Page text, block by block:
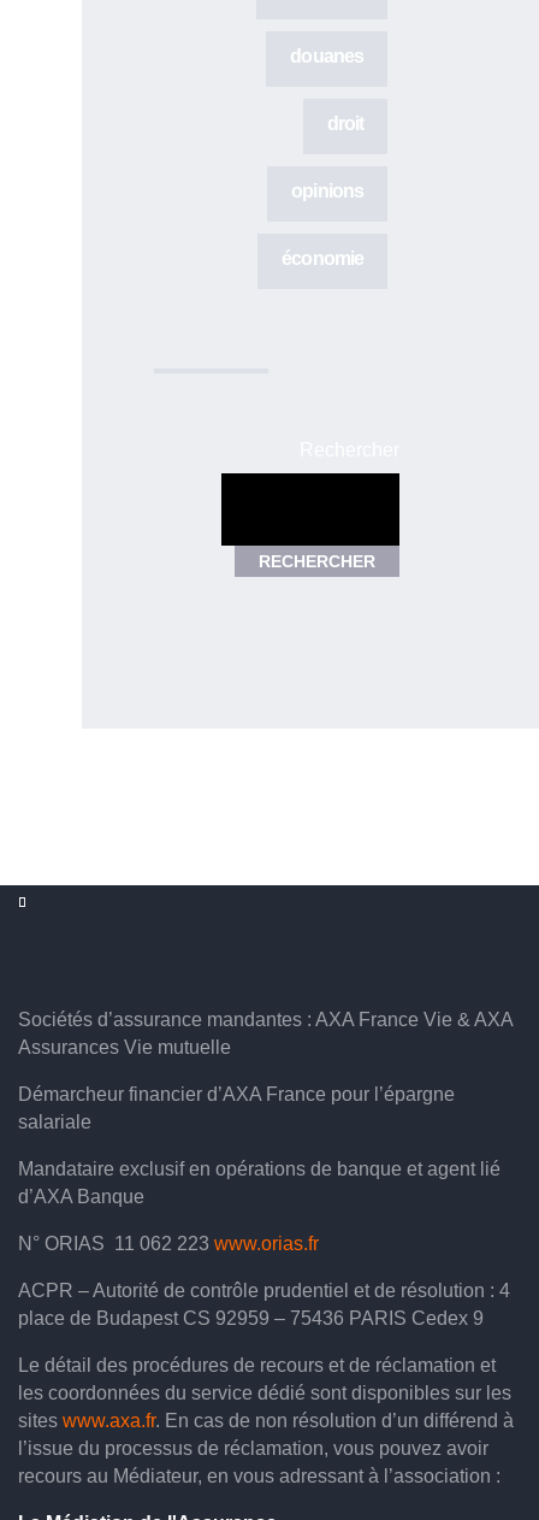
douanes
droit
opinions
économie
RECHERCHER
Sociétés d’assurance mandantes : AXA France Vie & AXA
Assurances Vie mutuelle
Démarcheur financier d’AXA France pour l’épargne
salariale
Mandataire exclusif en opérations de banque et agent lié
d’AXA Banque
N° ORIAS 11 062 223 www.orias.fr
ACPR – Autorité de contrôle prudentiel et de résolution : 4
place de Budapest CS 92959 – 75436 PARIS Cedex 9
Le détail des procédures de recours et de réclamation et
les coordonnées du service dédié sont disponibles sur les
sites www.axa.fr. En cas de non résolution d’un différend à
l’issue du processus de réclamation, vous pouvez avoir
recours au Médiateur, en vous adressant à l’association :